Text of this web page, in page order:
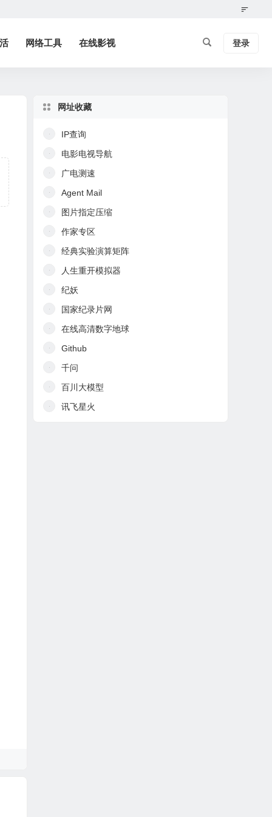
网络工具 在线影视 登录
网址收藏
IP查询
电影电视导航
广电测速
Agent Mail
图片指定压缩
作家专区
经典实验演算矩阵
人生重开模拟器
纪妖
国家纪录片网
在线高清数字地球
Github
千问
百川大模型
讯飞星火